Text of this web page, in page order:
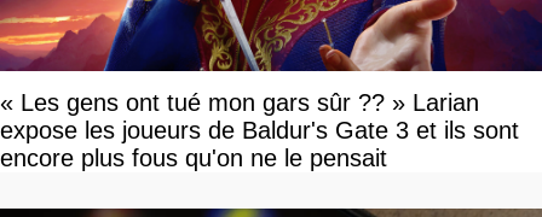
« Les gens ont tué mon gars sûr ?? » Larian
expose les joueurs de Baldur's Gate 3 et ils sont
encore plus fous qu'on ne le pensait